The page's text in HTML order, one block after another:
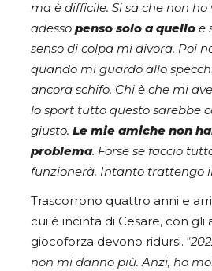
ma è difficile. Si sa che non ho
adesso penso solo a quello e
senso di colpa mi divora. Poi
quando mi guardo allo
ancora schifo. Chi è che mi
lo sport tutto questo sarebbe
giusto. Le mie amiche non
problema. Forse se faccio
funzionerà. Intanto trattengo
Trascorrono quattro anni e
cui è incinta di Cesare, con
giocoforza devono ridursi. “
non mi danno più. Anzi, ho